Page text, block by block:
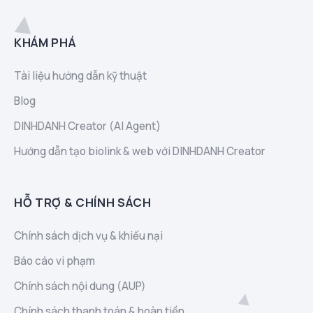
KHÁM PHÁ
Tài liệu hướng dẫn kỹ thuật
Blog
DINHDANH Creator (AI Agent)
Hướng dẫn tạo biolink & web với DINHDANH Creator
HỖ TRỢ & CHÍNH SÁCH
Chính sách dịch vụ & khiếu nại
Báo cáo vi phạm
Chính sách nội dung (AUP)